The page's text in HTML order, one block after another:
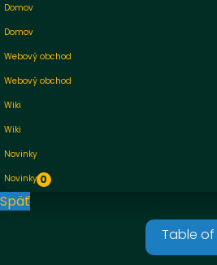
Domov
Domov
Webový obchod
Webový obchod
Wiki
Wiki
Novinky
Novinky 0
Späť